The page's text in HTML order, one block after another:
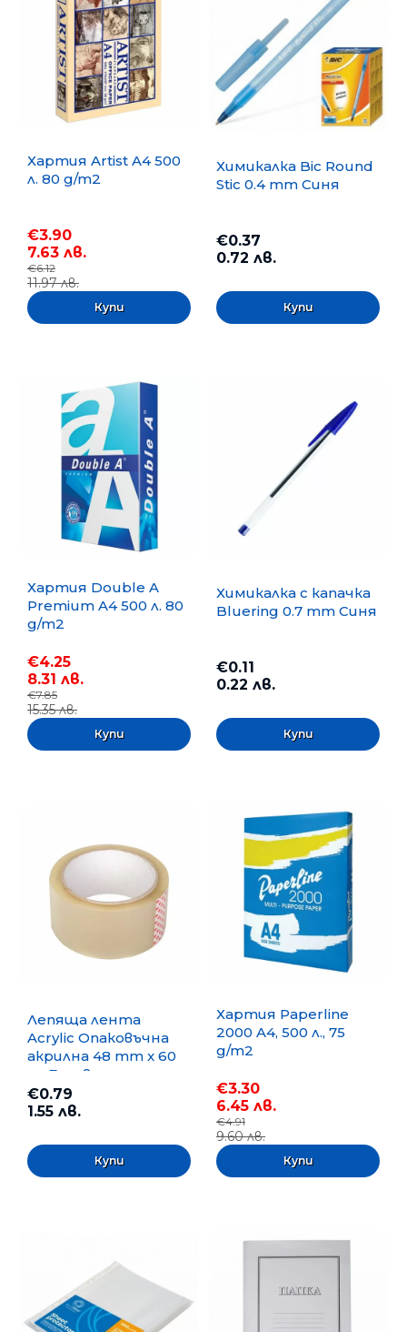
Хартия Artist A4 500
л. 80 g/m2
€3.90
7.63 лв.
€6.12
11.97 лв.
Химикалка Bic Round
Stic 0.4 mm Синя
€0.37
0.72 лв.
Хартия Double A
Premium A4 500 л. 80
g/m2
€4.25
8.31 лв.
€7.85
15.35 лв.
Химикалка с капачка
Bluering 0.7 mm Синя
€0.11
0.22 лв.
Лепяща лента
Acrylic Опаковъчна
акрилна 48 mm x 60
m, Безцветна
€0.79
1.55 лв.
Хартия Paperline
2000 A4, 500 л., 75
g/m2
€3.30
6.45 лв.
€4.91
9.60 лв.